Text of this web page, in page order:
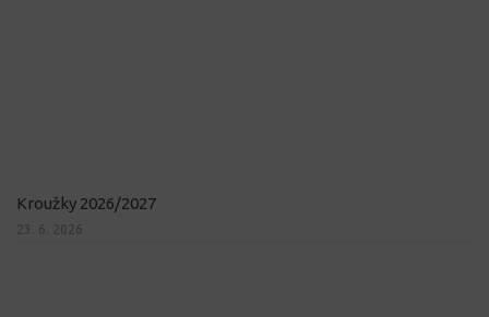
Kroužky 2026/2027
23. 6. 2026